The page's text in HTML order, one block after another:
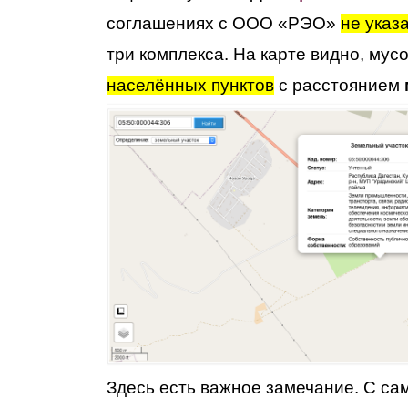
соглашениях с ООО «РЭО» не
три комплекса. На карте видно,
населённых пунктов с расстоянием
Здесь есть важное замечание. С